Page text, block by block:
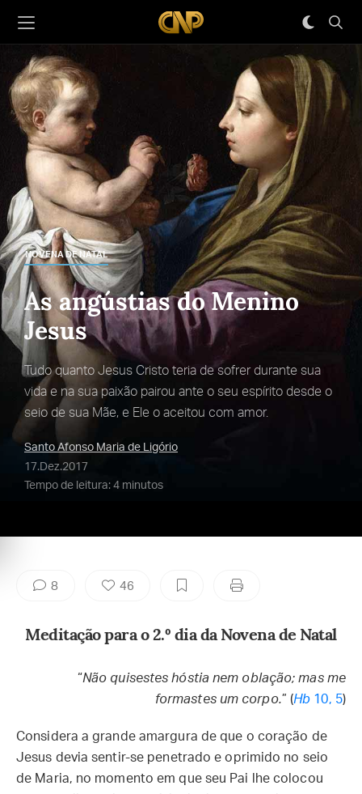
NOVENA DE NATAL
As angústias do Menino
Jesus
Tudo quanto Jesus Cristo teria de sofrer durante sua
vida e na sua paixão pairou ante o seu espírito desde o
seio de sua Mãe, e Ele o aceitou com amor.
Santo Afonso Maria de Ligório
17.Dez.2017
Tempo de leitura: 4 minutos
8 46
Meditação para o 2.º dia da Novena de Natal
“Não quisestes hóstia nem oblação; mas me
formastes um corpo.” (Hb 10, 5)
Considera a grande amargura de que o coração de
Jesus devia sentir-se penetrado e oprimido no seio
de Maria, no momento em que seu Pai lhe colocou